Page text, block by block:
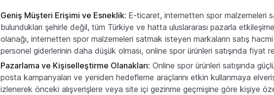
Geniş Müşteri Erişimi ve Esneklik: E-ticaret, internetten spor malzemeleri
bulundukları şehirle değil, tüm Türkiye ve hatta uluslararası pazarla
olanağı, internetten spor malzemeleri satmak isteyen markaların satış
personel giderlerinin daha düşük olması, online spor ürünleri satışında fiyat
Pazarlama ve Kişiselleştirme Olanakları: Online spor ürünleri satışında
posta kampanyaları ve yeniden hedefleme araçlarını etkin kullanmaya
izlenerek önceki alışverişlere veya site içi gezinme geçmişine göre kişiye